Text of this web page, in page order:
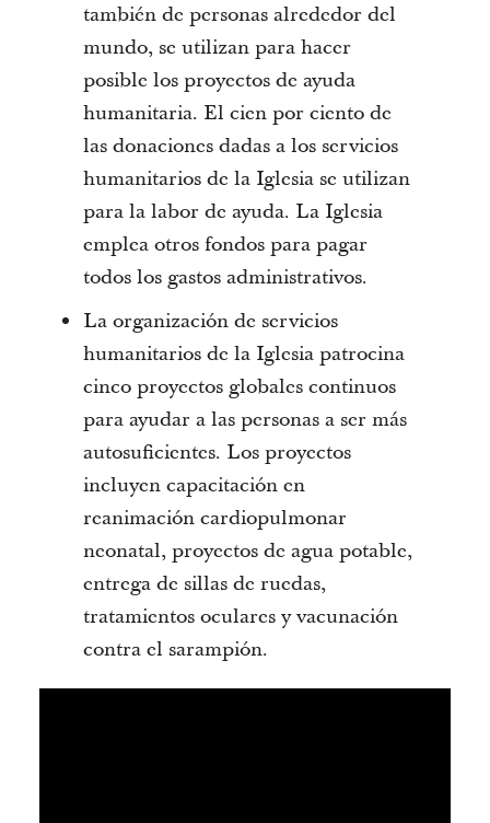
también de personas alrededor del
mundo, se utilizan para hacer
posible los proyectos de ayuda
humanitaria. El cien por ciento de
las donaciones dadas a los servicios
humanitarios de la Iglesia se utilizan
para la labor de ayuda. La Iglesia
emplea otros fondos para pagar
todos los gastos administrativos.
La organización de servicios
humanitarios de la Iglesia patrocina
cinco proyectos globales continuos
para ayudar a las personas a ser más
autosuficientes. Los proyectos
incluyen capacitación en
reanimación cardiopulmonar
neonatal, proyectos de agua potable,
entrega de sillas de ruedas,
tratamientos oculares y vacunación
contra el sarampión.